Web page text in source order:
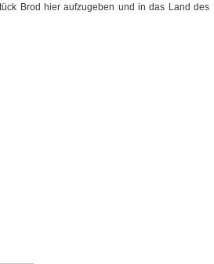
Brod hier aufzugeben und in das Land des